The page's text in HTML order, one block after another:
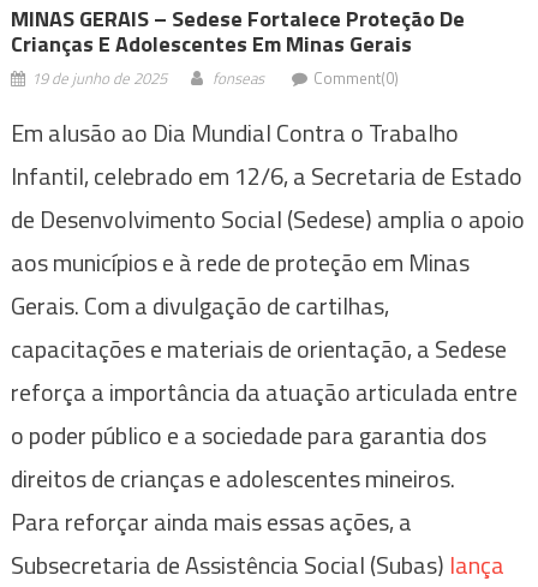
MINAS GERAIS – Sedese Fortalece Proteção De
Crianças E Adolescentes Em Minas Gerais
19 de junho de 2025 fonseas Comment(0)
Em alusão ao Dia Mundial Contra o Trabalho
Infantil, celebrado em 12/6, a Secretaria de Estado
de Desenvolvimento Social (Sedese) amplia o apoio
aos municípios e à rede de proteção em Minas
Gerais. Com a divulgação de cartilhas,
capacitações e materiais de orientação, a Sedese
reforça a importância da atuação articulada entre
o poder público e a sociedade para garantia dos
direitos de crianças e adolescentes mineiros.
Para reforçar ainda mais essas ações, a
Subsecretaria de Assistência Social (Subas) lança